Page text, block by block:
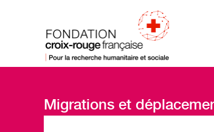
Migrations et